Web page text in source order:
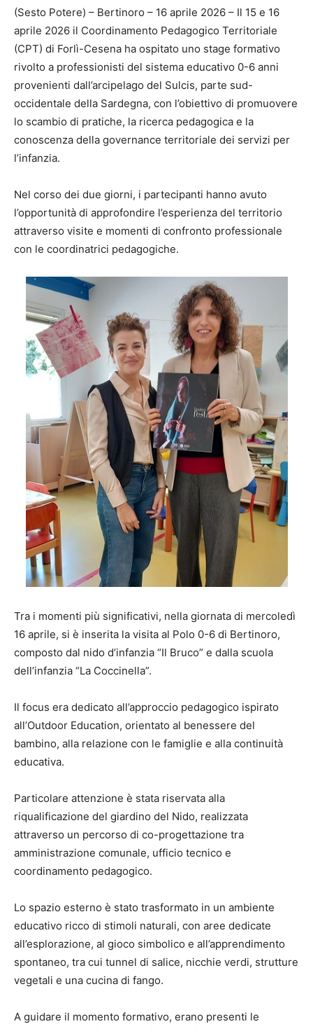
(Sesto Potere) – Bertinoro – 16 aprile 2026 – Il 15 e 16
aprile 2026 il Coordinamento Pedagogico Territoriale
(CPT) di Forlì-Cesena ha ospitato uno stage formativo
rivolto a professionisti del sistema educativo 0-6 anni
provenienti dall’arcipelago del Sulcis, parte sud-
occidentale della Sardegna, con l’obiettivo di promuovere
lo scambio di pratiche, la ricerca pedagogica e la
conoscenza della governance territoriale dei servizi per
l’infanzia.
Nel corso dei due giorni, i partecipanti hanno avuto
l’opportunità di approfondire l’esperienza del territorio
attraverso visite e momenti di confronto professionale
con le coordinatrici pedagogiche.
Tra i momenti più significativi, nella giornata di mercoledì
16 aprile, si è inserita la visita al Polo 0-6 di Bertinoro,
composto dal nido d’infanzia “Il Bruco” e dalla scuola
dell’infanzia “La Coccinella”.
Il focus era dedicato all’approccio pedagogico ispirato
all’Outdoor Education, orientato al benessere del
bambino, alla relazione con le famiglie e alla continuità
educativa.
Particolare attenzione è stata riservata alla
riqualificazione del giardino del Nido, realizzata
attraverso un percorso di co-progettazione tra
amministrazione comunale, ufficio tecnico e
coordinamento pedagogico.
Lo spazio esterno è stato trasformato in un ambiente
educativo ricco di stimoli naturali, con aree dedicate
all’esplorazione, al gioco simbolico e all’apprendimento
spontaneo, tra cui tunnel di salice, nicchie verdi, strutture
vegetali e una cucina di fango.
A guidare il momento formativo, erano presenti le